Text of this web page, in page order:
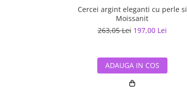
Cercei argint eleganti cu perle si
Moissanit
263,05 Lei 197,00 Lei
ADAUGA IN COS